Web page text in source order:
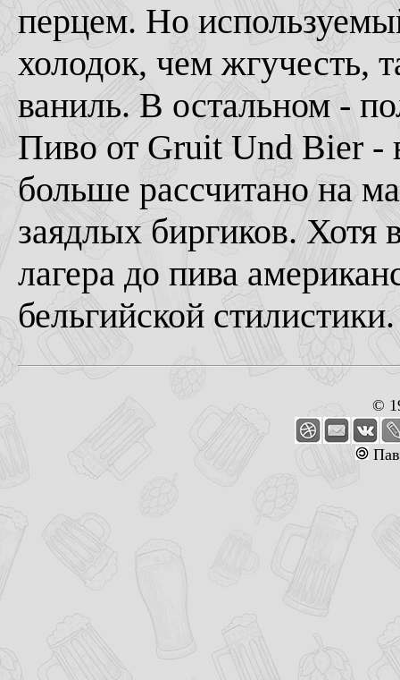
перцем. Но
холодок, чем жгучесть,
ваниль. В остальном -
Пиво от Gruit Und Bier -
больше рассчитано на
заядлых биргиков. Хотя
лагера до пива
бельгийской стилистики.
©